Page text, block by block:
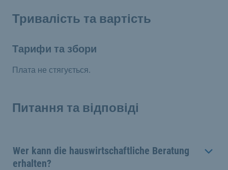
Тривалість та вартість
Тарифи та збори
Плата не стягується.
Питання та відповіді
Wer kann die hauswirtschaftliche Beratung
erhalten?